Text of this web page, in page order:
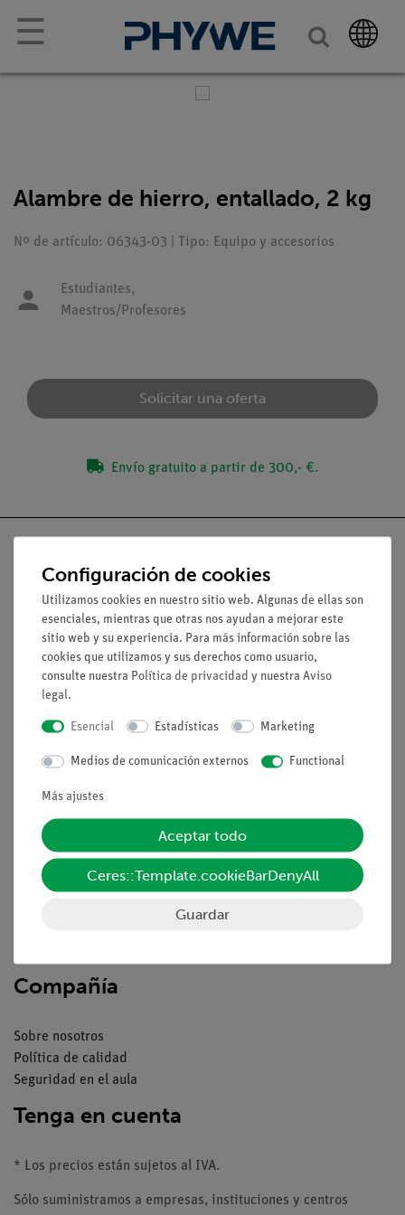
☰
Alambre de hierro, entallado, 2 kg
Nº de artículo: 06343-03 | Tipo: Equipo y accesorios
Estudiantes,
Maestros/Profesores
Solicitar una oferta
Envío gratuito a partir de 300,- €.
Nach oben
Aviso lega
Condiciones comerciales generales
Declaración de privacidad
Servicio
Resumen del servicio
Descargas
Compañía
Sobre nosotros
Política de calidad
Seguridad en el aula
Tenga en cuenta
* Los precios están sujetos al IVA.
Sólo suministramos a empresas, instituciones y centros
Configuración de cookies
Utilizamos cookies en nuestro sitio web. Algunas de ellas son
esenciales, mientras que otras nos ayudan a mejorar este
sitio web y su experiencia. Para más información sobre las
cookies que utilizamos y sus derechos como usuario,
consulte nuestra Política de privacidad y nuestra Aviso
legal.
Esencial Estadísticas Marketing
Medios de comunicación externos Functional
Más ajustes
Aceptar todo
Ceres::Template.cookieBarDenyAll
Guardar